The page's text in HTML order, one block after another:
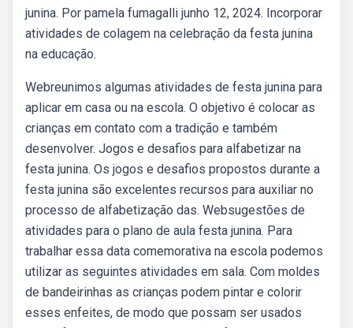
junina. Por pamela fumagalli junho 12, 2024. Incorporar
atividades de colagem na celebração da festa junina
na educação.
Webreunimos algumas atividades de festa junina para
aplicar em casa ou na escola. O objetivo é colocar as
crianças em contato com a tradição e também
desenvolver. Jogos e desafios para alfabetizar na
festa junina. Os jogos e desafios propostos durante a
festa junina são excelentes recursos para auxiliar no
processo de alfabetização das. Websugestões de
atividades para o plano de aula festa junina. Para
trabalhar essa data comemorativa na escola podemos
utilizar as seguintes atividades em sala. Com moldes
de bandeirinhas as crianças podem pintar e colorir
esses enfeites, de modo que possam ser usados